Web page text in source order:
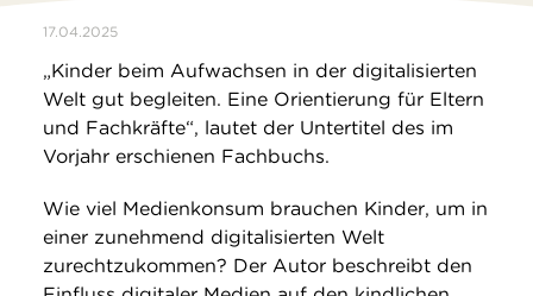
Suche
17.04.2025
„Kinder beim Aufwachsen in der digitalisierten
Welt gut begleiten. Eine Orientierung für Eltern
und Fachkräfte“, lautet der Untertitel des im
Vorjahr erschienen Fachbuchs.
Wie viel Medienkonsum brauchen Kinder, um in
einer zunehmend digitalisierten Welt
zurechtzukommen? Der Autor beschreibt den